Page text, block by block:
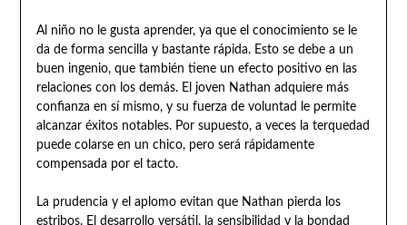
Al niño no le gusta aprender, ya que el conocimiento se le
da de forma sencilla y bastante rápida. Esto se debe a un
buen ingenio, que también tiene un efecto positivo en las
relaciones con los demás. El joven Nathan adquiere más
confianza en sí mismo, y su fuerza de voluntad le permite
alcanzar éxitos notables. Por supuesto, a veces la terquedad
puede colarse en un chico, pero será rápidamente
compensada por el tacto.
La prudencia y el aplomo evitan que Nathan pierda los
estribos. El desarrollo versátil, la sensibilidad y la bondad